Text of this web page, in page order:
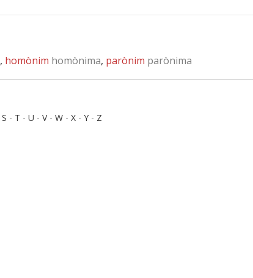
, homònim homònima, parònim parònima
S - T - U - V- W - X - Y - Z